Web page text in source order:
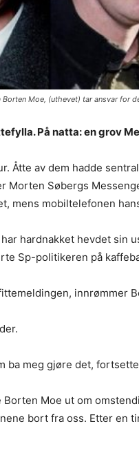
Moe, (uthevet) tar ansvar for
På natta: en grov
Åtte av dem hadde
Morten Søbergs
mens mobiltelefonen
hardnakket hevdet sin
Sp-politikeren på
innrømmer
ba meg gjøre det,
Moe ut om
bort fra oss. Etter en